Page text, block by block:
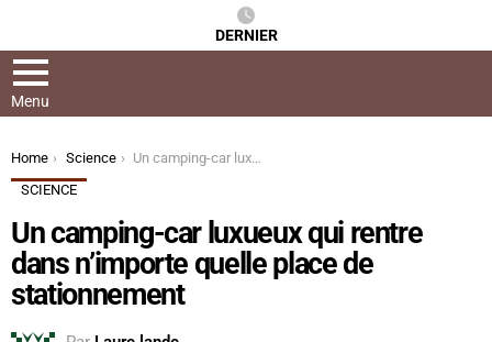
DERNIER
Menu
You are here:
Home Science
Un camping-car luxueux qui rentre dans n’importe quelle place de stationnement
SCIENCE
Un camping-car luxueux qui rentre
dans n’importe quelle place de
stationnement